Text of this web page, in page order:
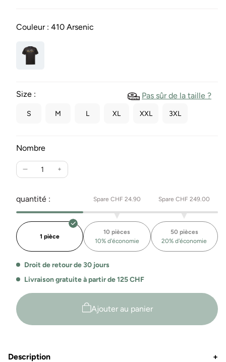
Couleur : 410 Arsenic
Size : Pas sûr de la taille ?
S M L XL XXL 3XL
Nombre
Réduire
quantité
pour
T-
shirt
SAVE
MILK
Augmente
T-
shirt
SAVE
MILK
quantité : Spare CHF 24.90 Spare CHF 249.00
1 pièce
10 pièces
10% d'économie
50 pièces
20% d'économie
Droit de retour de 30 jours
Livraison gratuite à partir de 125 CHF
Ajouter au panier
Description +